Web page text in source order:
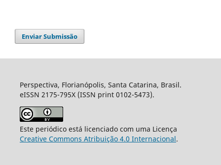
Enviar Submissão
Perspectiva, Florianópolis, Santa Catarina, Brasil.
eISSN 2175-795X (ISSN print 0102-5473).
Este periódico está licenciado com uma Licença
Creative Commons Atribuição 4.0 Internacional.